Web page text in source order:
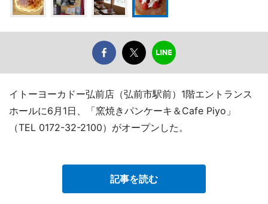
イトーヨーカドー弘前店（弘前市駅前）1階エントランス
ホールに6月1日、「窯焼きパンケーキ＆Cafe Piyo」
（TEL 0172-32-2100）がオープンした。
記事を読む